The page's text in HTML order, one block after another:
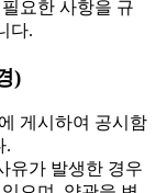
요한 사항을 규
다.
)
게시하여 공시함
.
유가 발생한 경우